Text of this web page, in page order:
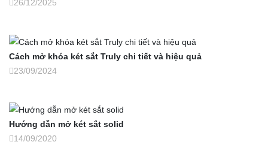
26/12/2025
Cách mở khóa két sắt Truly chi tiết và hiệu quả
23/09/2024
Hướng dẫn mở két sắt solid
14/09/2020